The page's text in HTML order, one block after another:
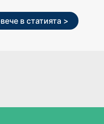
в статията >